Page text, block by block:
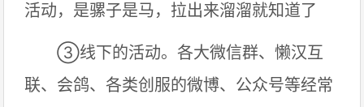
活动，是骡子是马，拉出来溜溜就知道了
③线下的活动。各大微信群、懒汉互
联、会鸽、各类创服的微博、公众号等经常